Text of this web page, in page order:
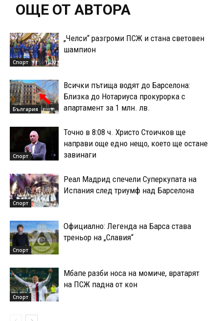
ОЩЕ ОТ АВТОРА
Спорт
„Челси“ разгроми ПСЖ и стана световен
шампион
България
Всички пътища водят до Барселона:
Близка до Нотариуса прокурорка с
апартамент за 1 млн. лв.
Спорт
Точно в 8:08 ч. Христо Стоичков ще
направи още едно нещо, което ще остане
завинаги
Спорт
Реал Мадрид спечели Суперкупата на
Испания след триумф над Барселона
Спорт
Официално: Легенда на Барса става
треньор на „Славия“
Спорт
Мбапе разби носа на момиче, вратарят
на ПСЖ падна от кон